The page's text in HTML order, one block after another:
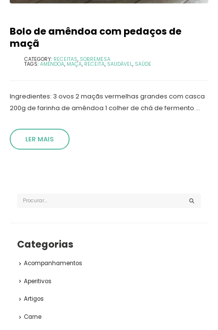
Bolo de amêndoa com pedaços de
maçã
CATEGORY: RECEITAS, SOBREMESA
TAGS: AMÊNDOA, MAÇA, RECEITA, SAUDÁVEL, SAÚDE
Ingredientes: 3 ovos 2 maçãs vermelhas grandes com casca
200g de farinha de amêndoa 1 colher de chá de fermento ...
LER MAIS
Categorias
Acompanhamentos
Aperitivos
Artigos
Carne